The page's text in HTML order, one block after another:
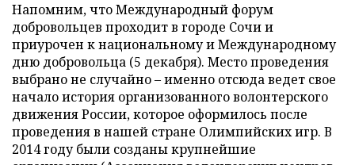
Напомним, что Международный форум
добровольцев проходит в городе Сочи и
приурочен к национальному и Международному
дню добровольца (5 декабря). Место проведения
выбрано не случайно – именно отсюда ведет свое
начало история организованного волонтерского
движения России, которое оформилось после
проведения в нашей стране Олимпийских игр. В
2014 году были созданы крупнейшие